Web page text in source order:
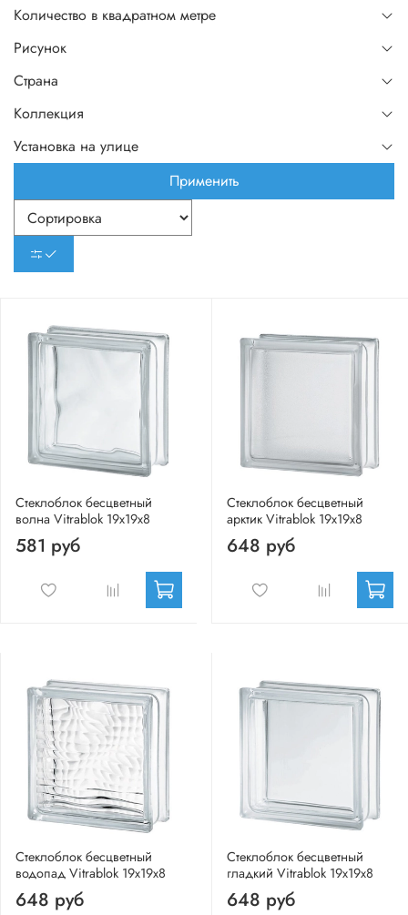
Стеклоблок бесцветный
волна Vitrablok 19х19х8
581 руб
Стеклоблок бесцветный
арктик Vitrablok 19х19х8
648 руб
Стеклоблок бесцветный
водопад Vitrablok 19х19х8
648 руб
Стеклоблок бесцветный
гладкий Vitrablok 19х19х8
648 руб
Количество в квадратном метре
Рисунок
Страна
Коллекция
Установка на улице
Применить